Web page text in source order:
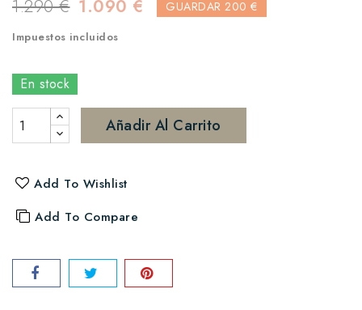
1.290 € 1.090 € GUARDAR 200 €
Impuestos incluidos
En stock
Añadir Al Carrito
Add To Wishlist
Add To Compare